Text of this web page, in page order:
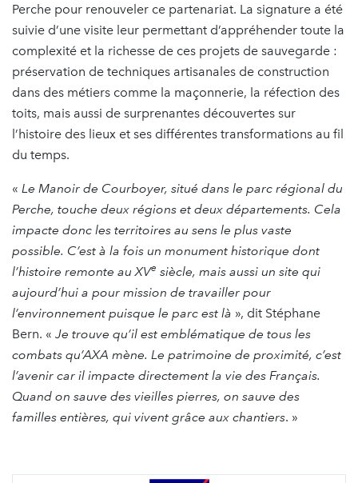
Perche pour renouveler ce partenariat. La signature a été
suivie d’une visite leur permettant d’appréhender toute la
complexité et la richesse de ces projets de sauvegarde :
préservation de techniques artisanales de construction
dans des métiers comme la maçonnerie, la réfection des
toits, mais aussi de surprenantes découvertes sur
l’histoire des lieux et ses différentes transformations au fil
du temps.
« Le Manoir de Courboyer, situé dans le parc régional du
Perche, touche deux régions et deux départements. Cela
impacte donc les territoires au sens le plus vaste
possible. C’est à la fois un monument historique dont
l’histoire remonte au XVe siècle, mais aussi un site qui
aujourd’hui a pour mission de travailler pour
l’environnement puisque le parc est là », dit Stéphane
Bern. « Je trouve qu’il est emblématique de tous les
combats qu’AXA mène. Le patrimoine de proximité, c’est
l’avenir car il impacte directement la vie des Français.
Quand on sauve des vieilles pierres, on sauve des
familles entières, qui vivent grâce aux chantiers. »